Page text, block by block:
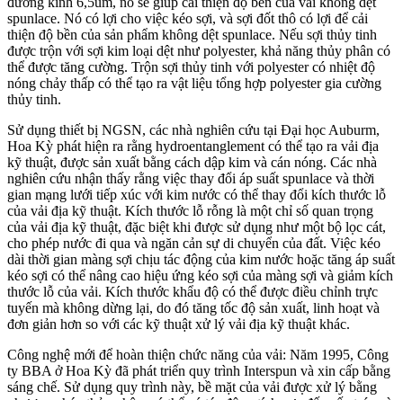
spunlace. Nó có lợi cho việc kéo sợi, và sợi đốt thô có lợi để cải
thiện độ bền của sản phẩm không dệt spunlace. Nếu sợi thủy tinh
được trộn với sợi kim loại dệt như polyester, khả năng thủy phân có
thể được tăng cường. Trộn sợi thủy tinh với polyester có nhiệt độ
nóng chảy thấp có thể tạo ra vật liệu tổng hợp polyester gia cường
thủy tinh.
Sử dụng thiết bị NGSN, các nhà nghiên cứu tại Đại học Auburm,
Hoa Kỳ phát hiện ra rằng hydroentanglement có thể tạo ra vải địa
kỹ thuật, được sản xuất bằng cách dập kim và cán nóng. Các nhà
nghiên cứu nhận thấy rằng việc thay đổi áp suất spunlace và thời
gian mạng lưới tiếp xúc với kim nước có thể thay đổi kích thước lỗ
của vải địa kỹ thuật. Kích thước lỗ rỗng là một chỉ số quan trọng
của vải địa kỹ thuật, đặc biệt khi được sử dụng như một bộ lọc cát,
cho phép nước đi qua và ngăn cản sự di chuyển của đất. Việc kéo
dài thời gian màng sợi chịu tác động của kim nước hoặc tăng áp suất
kéo sợi có thể nâng cao hiệu ứng kéo sợi của màng sợi và giảm kích
thước lỗ của vải. Kích thước khẩu độ có thể được điều chỉnh trực
tuyến mà không dừng lại, do đó tăng tốc độ sản xuất, linh hoạt và
đơn giản hơn so với các kỹ thuật xử lý vải địa kỹ thuật khác.
Công nghệ mới để hoàn thiện chức năng của vải: Năm 1995, Công
ty BBA ở Hoa Kỳ đã phát triển quy trình Interspun và xin cấp bằng
sáng chế. Sử dụng quy trình này, bề mặt của vải được xử lý bằng